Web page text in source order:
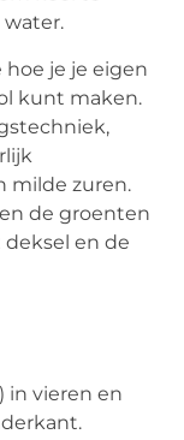
hoe je je eigen
kunt maken.
milde zuren.
de groenten
en de
in vieren en